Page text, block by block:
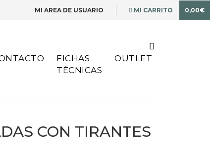
MI CARRITO 0,00€
MI AREA DE USUARIO
FICHAS
TÉCNICAS
OUTLET
CON TIRANTES